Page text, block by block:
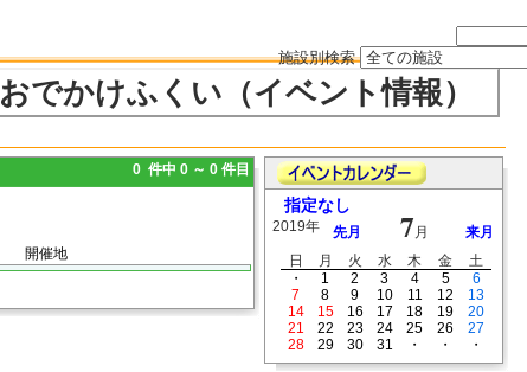
施設別検索
おでかけふくい（イベント情報）
0 件中 0 ～ 0 件目
開催地
指定なし
2019年 先月 7 月
来月
日
月 火 水 木 金
土
・
1 2 3 4 5
6
7
8 9 10 11 12
13
14
15 16 17 18 19
20
21
22 23 24 25 26
27
28
29 30 31 ・ ・ ・